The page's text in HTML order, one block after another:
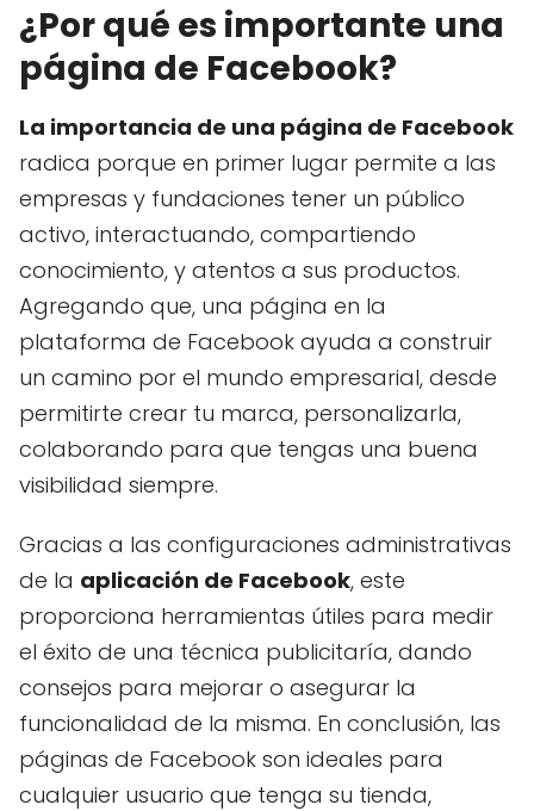
¿Por qué es importante una
página de Facebook?
La importancia de una página de Facebook
radica porque en primer lugar permite a las
empresas y fundaciones tener un público
activo, interactuando, compartiendo
conocimiento, y atentos a sus productos.
Agregando que, una página en la
plataforma de Facebook ayuda a construir
un camino por el mundo empresarial, desde
permitirte crear tu marca, personalizarla,
colaborando para que tengas una buena
visibilidad siempre.
Gracias a las configuraciones administrativas
de la aplicación de Facebook, este
proporciona herramientas útiles para medir
el éxito de una técnica publicitaría, dando
consejos para mejorar o asegurar la
funcionalidad de la misma. En conclusión, las
páginas de Facebook son ideales para
cualquier usuario que tenga su tienda,